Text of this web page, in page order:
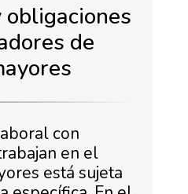
obligaciones
de
con
en el
está sujeta